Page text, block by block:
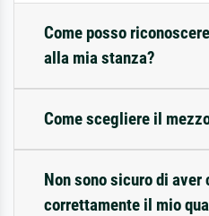
Come posso
alla mia stanza?
Come scegliere il
Non sono sicuro di aver
correttamente il mio